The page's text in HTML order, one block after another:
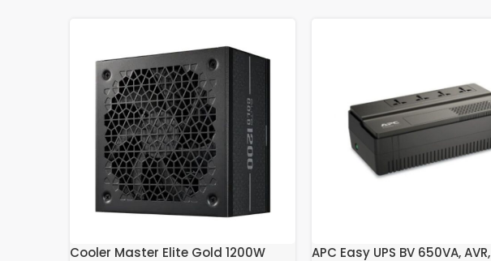
Cooler Master Elite Gold 1200W
APC Easy UPS BV 650VA, AVR,